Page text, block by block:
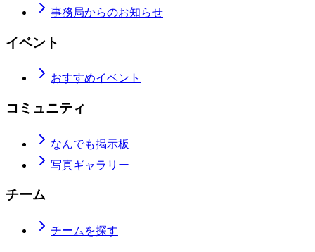
事務局からのお知らせ
イベント
おすすめイベント
コミュニティ
なんでも掲示板
写真ギャラリー
チーム
チームを探す